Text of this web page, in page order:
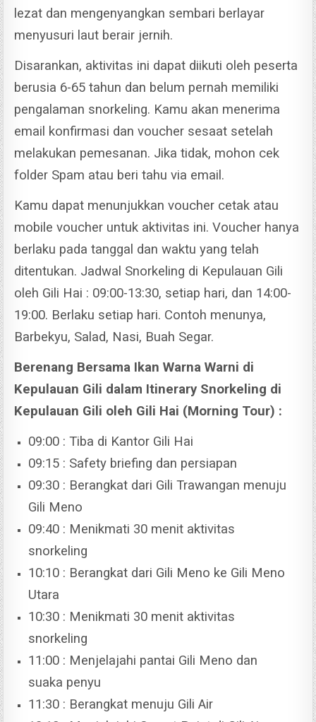
lezat dan mengenyangkan sembari berlayar
menyusuri laut berair jernih.
Disarankan, aktivitas ini dapat diikuti oleh peserta
berusia 6-65 tahun dan belum pernah memiliki
pengalaman snorkeling. Kamu akan menerima
email konfirmasi dan voucher sesaat setelah
melakukan pemesanan. Jika tidak, mohon cek
folder Spam atau beri tahu via email.
Kamu dapat menunjukkan voucher cetak atau
mobile voucher untuk aktivitas ini. Voucher hanya
berlaku pada tanggal dan waktu yang telah
ditentukan. Jadwal Snorkeling di Kepulauan Gili
oleh Gili Hai : 09:00-13:30, setiap hari, dan 14:00-
19:00. Berlaku setiap hari. Contoh menunya,
Barbekyu, Salad, Nasi, Buah Segar.
Berenang Bersama Ikan Warna Warni di
Kepulauan Gili dalam Itinerary Snorkeling di
Kepulauan Gili oleh Gili Hai (Morning Tour) :
09:00 : Tiba di Kantor Gili Hai
09:15 : Safety briefing dan persiapan
09:30 : Berangkat dari Gili Trawangan menuju
Gili Meno
09:40 : Menikmati 30 menit aktivitas
snorkeling
10:10 : Berangkat dari Gili Meno ke Gili Meno
Utara
10:30 : Menikmati 30 menit aktivitas
snorkeling
11:00 : Menjelajahi pantai Gili Meno dan
suaka penyu
11:30 : Berangkat menuju Gili Air